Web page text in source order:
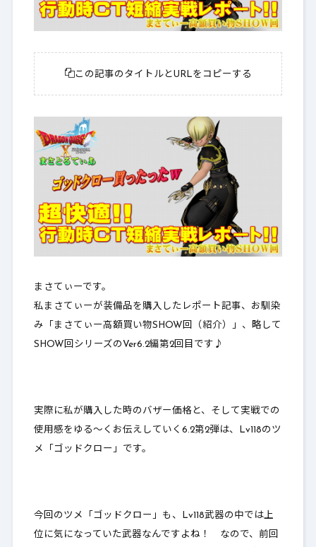
この記事のタイトルとURLをコピーする
まさてぃーです。
私まさてぃーが装備品を購入したレポート記事、お馴染
み「 まさてぃー高額買い物SHOW回（紹介） 」、略して
SHOW回シリーズのVer6.2編第2回目です♪
実際に私が購入した時のバザー価格と、そして実戦での
使用感をゆる～くお伝えしていく6.2第2弾は、Lv118のツ
メ「ゴッドクロー」です。
今回のツメ「ゴッドクロー」も、Lv118武器の中では上
位に気になっていた武器なんですよね！ なので、前回